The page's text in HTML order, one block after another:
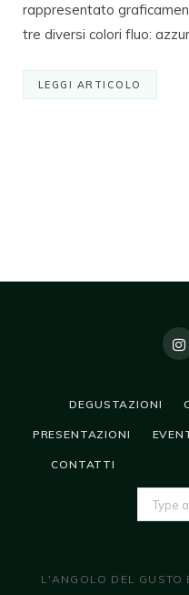
rappresentato
tre diversi colori fluo:
LEGGI ARTICOLO
DEGUSTAZIONI
PRESENTAZIONI
CONTATTI
FOR:
L'ANGOLO DEL GUSTO